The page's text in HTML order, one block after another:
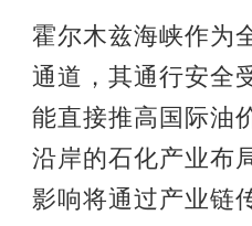
霍尔木兹海峡作为
通道，其通行安全
能直接推高国际油
沿岸的石化产业布
影响将通过产业链